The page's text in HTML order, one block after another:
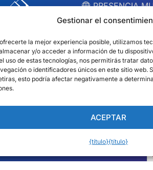
Gestionar el
la mejor experiencia posible, utilizamos
y/o acceder a información de tu
uso de estas tecnologías, nos permitirás tratar
o identificadores únicos en este sitio web.
esto podría afectar negativamente a
ACEPTAR
{título}{título}
PRESENCIA
Equipos
10 países
EE.UU.
México
España